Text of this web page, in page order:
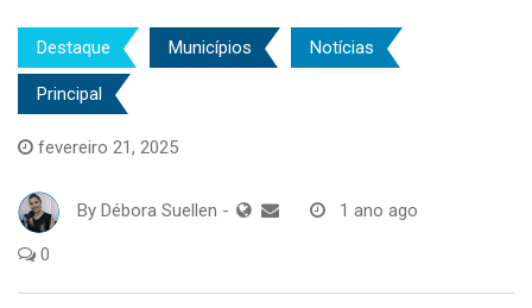
Destaque Municípios Notícias
Principal
fevereiro 21, 2025
By Débora Suellen - 1 ano ago
0